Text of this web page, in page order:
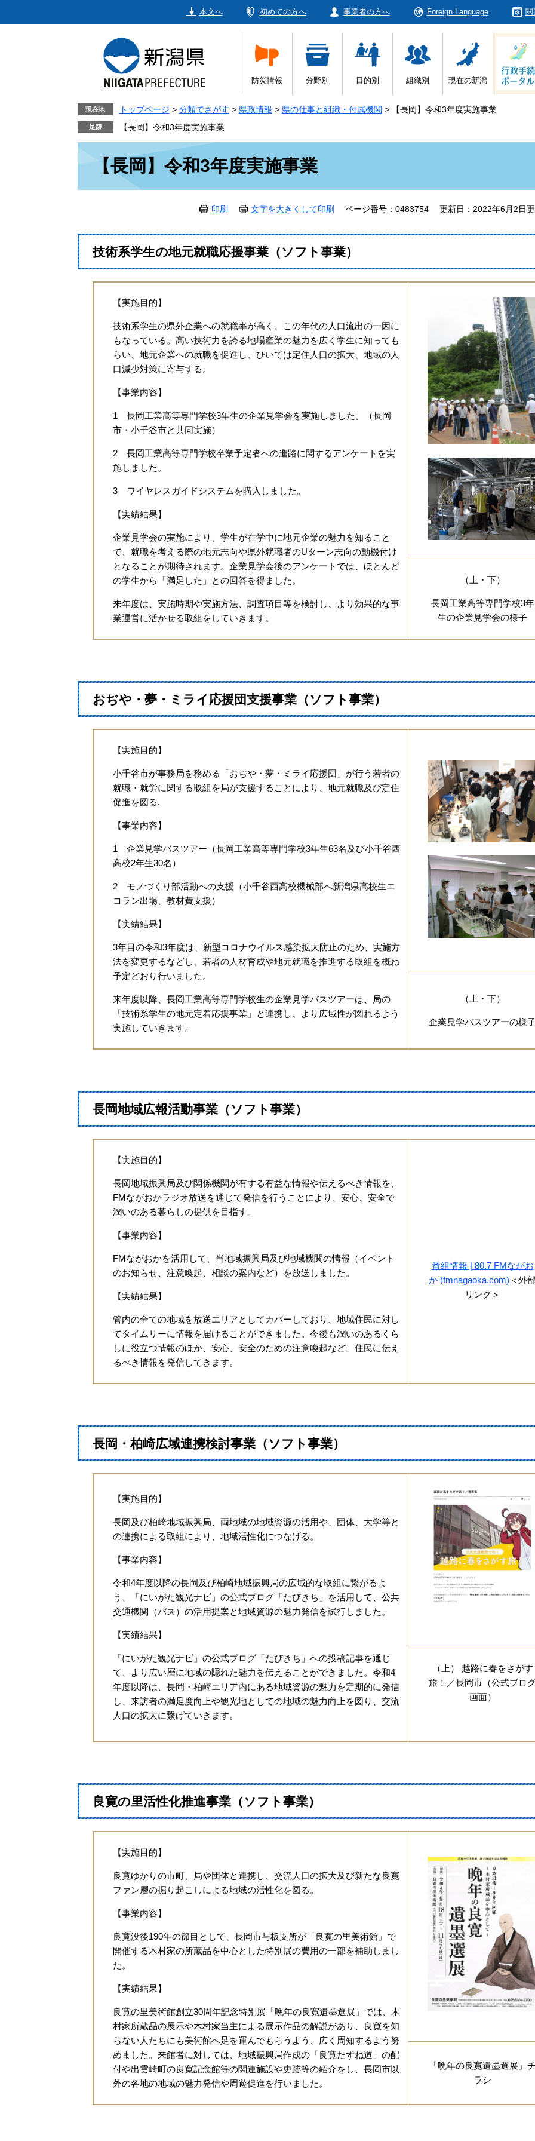
本文へ 初めての方へ 事業者の方へ Foreign Language 閲
防災情報 分野別 目的別 組織別 現在の新潟
現在地 トップページ > 分類でさがす > 県政情報 > 県の仕事と組織・付属機関 >
【長岡】令和3年度実施事業
【長岡】令和3年度実施事業
【長岡】令和3年度実施事業
印刷 文字を大きくして印刷 ページ番号：0483754 更新日：2022年6月2日
技術系学生の地元就職応援事業（ソフト事業）
【実施目的】
技術系学生の県外企業への就職率が高く、この年代の人口流出の一因に
もなっている。高い技術力を誇る地場産業の魅力を広く学生に知っても
らい、地元企業への就職を促進し、ひいては定住人口の拡大、地域の人
口減少対策に寄与する。
【事業内容】
1 長岡工業高等専門学校3年生の企業見学会を実施しました。（長岡
市・小千谷市と共同実施）
2 長岡工業高等専門学校卒業予定者への進路に関するアンケートを実
施しました。
3 ワイヤレスガイドシステムを購入しました。
【実績結果】
企業見学会の実施により、学生が在学中に地元企業の魅力を知ること
で、就職を考える際の地元志向や県外就職者のUターン志向の動機付け
となることが期待されます。企業見学会後のアンケートでは、ほとんど
の学生から「満足した」との回答を得ました。
来年度は、実施時期や実施方法、調査項目等を検討し、より効果的な事
業運営に活かせる取組をしていきます。
（上・下）
長岡工業高等専門学校3年
生の企業見学会の様子
おぢや・夢・ミライ応援団支援事業（ソフト事業）
【実施目的】
小千谷市が事務局を務める「おぢや・夢・ミライ応援団」が行う若者の
就職・就労に関する取組を局が支援することにより、地元就職及び定住
促進を図る.
【事業内容】
1 企業見学バスツアー（長岡工業高等専門学校3年生63名及び小千谷西
高校2年生30名）
2 モノづくり部活動への支援（小千谷西高校機械部へ新潟県高校生エ
コラン出場、教材費支援）
【実績結果】
3年目の令和3年度は、新型コロナウイルス感染拡大防止のため、実施方
法を変更するなどし、若者の人材育成や地元就職を推進する取組を概ね
予定どおり行いました。
来年度以降、長岡工業高等専門学校生の企業見学バスツアーは、局の
「技術系学生の地元定着応援事業」と連携し、より広域性が図れるよう
実施していきます。
（上・下）
企業見学バスツアーの様
長岡地域広報活動事業（ソフト事業）
【実施目的】
長岡地域振興局及び関係機関が有する有益な情報や伝えるべき情報を、
FMながおかラジオ放送を通じて発信を行うことにより、安心、安全で
潤いのある暮らしの提供を目指す。
【事業内容】
FMながおかを活用して、当地域振興局及び地域機関の情報（イベント
のお知らせ、注意喚起、相談の案内など）を放送しました。
【実績結果】
管内の全ての地域を放送エリアとしてカバーしており、地域住民に対し
てタイムリーに情報を届けることができました。今後も潤いのあるくら
しに役立つ情報のほか、安心、安全のための注意喚起など、住民に伝え
るべき情報を発信してきます。
番組情報 | 80.7 FMながお
か (fmnagaoka.com) ＜外
リンク＞
長岡・柏崎広域連携検討事業（ソフト事業）
【実施目的】
長岡及び柏崎地域振興局、両地域の地域資源の活用や、団体、大学等と
の連携による取組により、地域活性化につなげる。
【事業内容】
令和4年度以降の長岡及び柏崎地域振興局の広域的な取組に繋がるよ
う、「にいがた観光ナビ」の公式ブログ「たびきち」を活用して、公共
交通機関（バス）の活用提案と地域資源の魅力発信を試行しました。
【実績結果】
「にいがた観光ナビ」の公式ブログ「たびきち」への投稿記事を通じ
て、より広い層に地域の隠れた魅力を伝えることができました。令和4
年度以降は、長岡・柏崎エリア内にある地域資源の魅力を定期的に発信
し、来訪者の満足度向上や観光地としての地域の魅力向上を図り、交流
人口の拡大に繋げていきます。
（上） 越路に春をさがす
旅！／長岡市（公式ブロ
画面）
良寛の里活性化推進事業（ソフト事業）
【実施目的】
良寛ゆかりの市町、局や団体と連携し、交流人口の拡大及び新たな良寛
ファン層の掘り起こしによる地域の活性化を図る。
【事業内容】
良寛没後190年の節目として、長岡市与板支所が「良寛の里美術館」で
開催する木村家の所蔵品を中心とした特別展の費用の一部を補助しまし
た。
【実績結果】
良寛の里美術館創立30周年記念特別展「晩年の良寛遺墨選展」では、木
村家所蔵品の展示や木村家当主による展示作品の解説があり、良寛を知
らない人たちにも美術館へ足を運んでもらうよう、広く周知するよう努
めました。来館者に対しては、地域振興局作成の「良寛たずね道」の配
付や出雲崎町の良寛記念館等の関連施設や史跡等の紹介をし、長岡市以
外の各地の地域の魅力発信や周遊促進を行いました。
「晩年の良寛遺墨選展」
ラシ